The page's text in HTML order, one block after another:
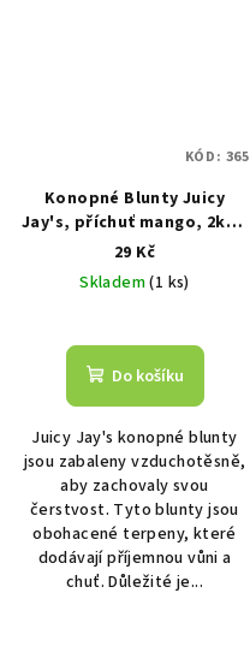
Konopné Blunty Juicy
Jay's, příchuť mango, 2ks v
balení
29 Kč
Skladem(1 ks)
Do košíku
Juicy Jay's konopné blunty
jsou zabaleny vzduchotěsně,
aby zachovaly svou
čerstvost. Tyto blunty jsou
obohacené terpeny, které
dodávají příjemnou vůni a
chuť. Důležité je...
KÓD: 365